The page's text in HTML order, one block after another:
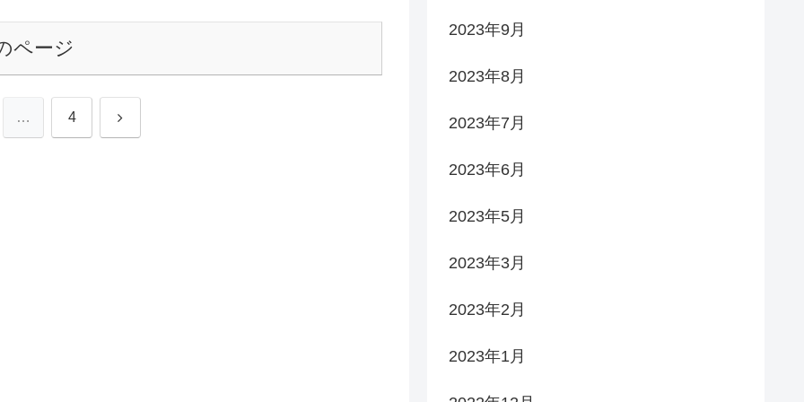
ページ
… 4 次
2023年9月
2023年8月
2023年7月
2023年6月
2023年5月
2023年3月
2023年2月
2023年1月